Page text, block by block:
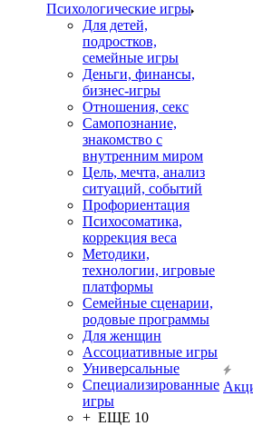
Психологические игры
Для детей,
подростков,
семейные игры
Деньги, финансы,
бизнес-игры
Отношения, секс
Самопознание,
знакомство с
внутренним миром
Цель, мечта, анализ
ситуаций, событий
Профориентация
Психосоматика,
коррекция веса
Методики,
технологии, игровые
платформы
Семейные сценарии,
родовые программы
Для женщин
Ассоциативные игры
Универсальные
Специализированные
игры
+ ЕЩЕ 10